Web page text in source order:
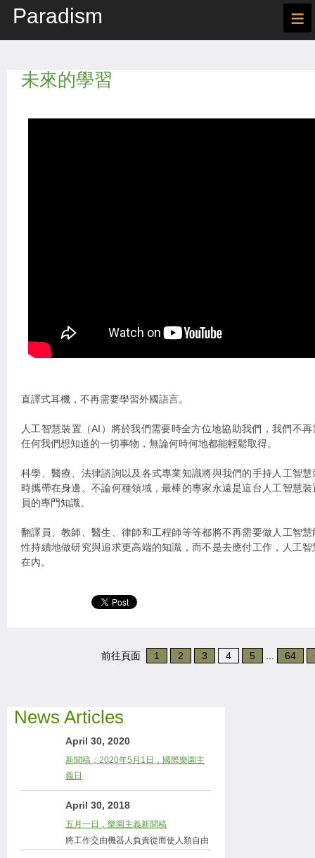
Paradism ≡
未來的學習
直譯式耳機，不再需要學習外國語言。
人工智慧裝置（AI）將於我們需要時全方位地協助我們，我們不
任何我們想知道的一切事物，無論何時何地都能輕鬆取得。
科學、醫療、法律諮詢以及各式專業知識將與我們的手持人工智
時攜帶在身邊。不論何種領域，最棒的專家永遠是這台人工智慧
員的專門知識。
翻譯員、教師、醫生、律師和工程師等等都將不再需要做人工智
性持續地做研究與追求更高端的知識，而不是去應付工作，人工
在內。
前往頁面 1 2 3 4 5 64
News Articles
April 30, 2020
新聞稿：2020年5月1日，國際樂園主
義日
April 30, 2018
五月一日，樂園主義新聞稿
將工作交由機器人負責從而使人類自由